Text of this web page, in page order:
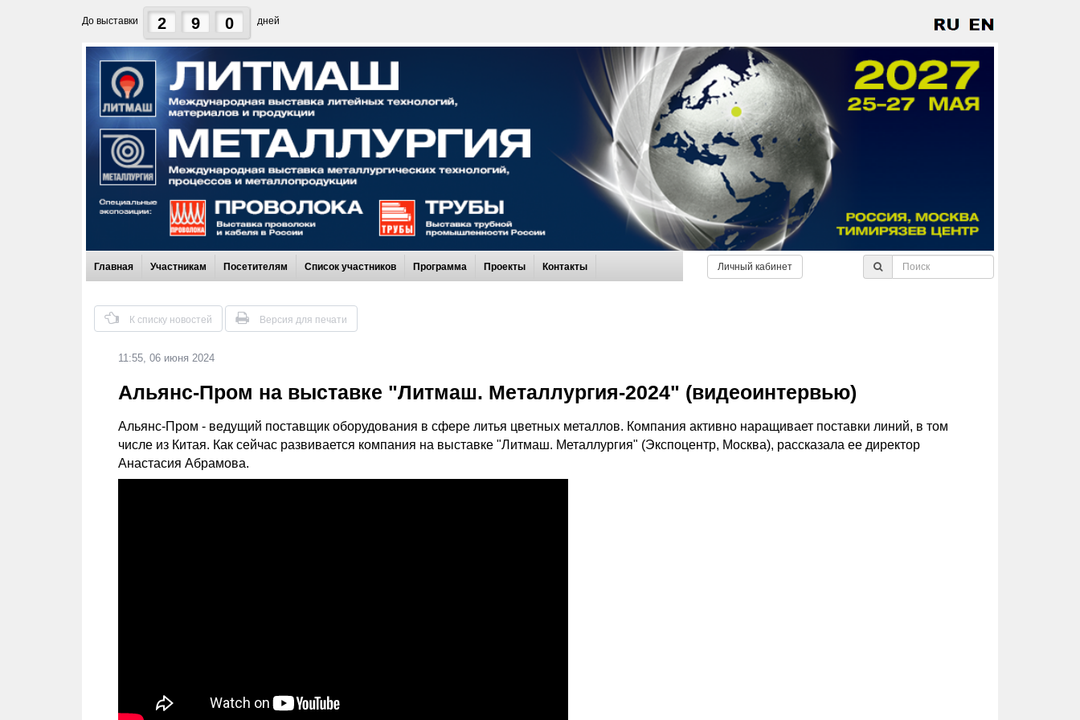
До выставки 2 9 0 дней
Главная Участникам Посетителям Список участников Программа Проекты Контакты Личный кабинет
К списку новостей Версия для печати
11:55, 06 июня 2024
Альянс-Пром на выставке "Литмаш. Металлургия-2024" (видеоинтервью)
Альянс-Пром - ведущий поставщик оборудования в сфере литья цветных металлов. Компания активно наращивает поставки линий, в том
числе из Китая. Как сейчас развивается компания на выставке "Литмаш. Металлургия" (Экспоцентр, Москва), рассказала ее директор
Анастасия Абрамова.